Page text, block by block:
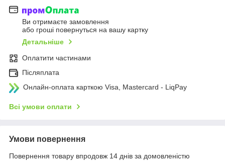
Ви отримаєте замовлення
або гроші повернуться на вашу картку
Детальніше
Оплатити частинами
Післяплата
Онлайн-оплата карткою Visa, Mastercard - LiqPay
Всі умови оплати
Умови повернення
Повернення товару впродовж 14 днів за домовленістю